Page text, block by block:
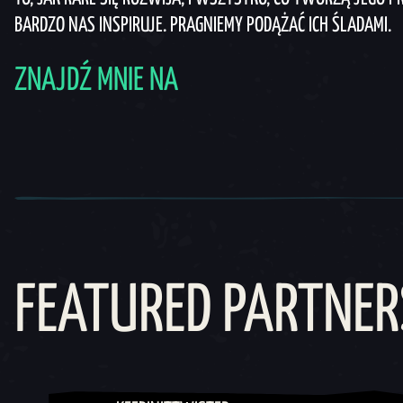
BARDZO NAS INSPIRUJE. PRAGNIEMY PODĄŻAĆ ICH ŚLADAMI.
ZNAJDŹ MNIE NA
FEATURED